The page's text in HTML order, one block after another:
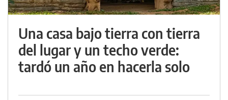
Una casa bajo tierra con tierra
del lugar y un techo verde:
tardó un año en hacerla solo